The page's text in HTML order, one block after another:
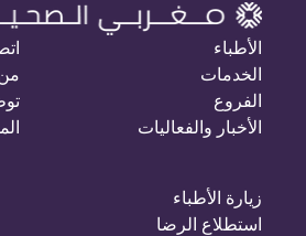
الأطباء
الخدمات
الفروع
الأخبار والفعاليات
زيارة الأطباء
استطلاع الرضا